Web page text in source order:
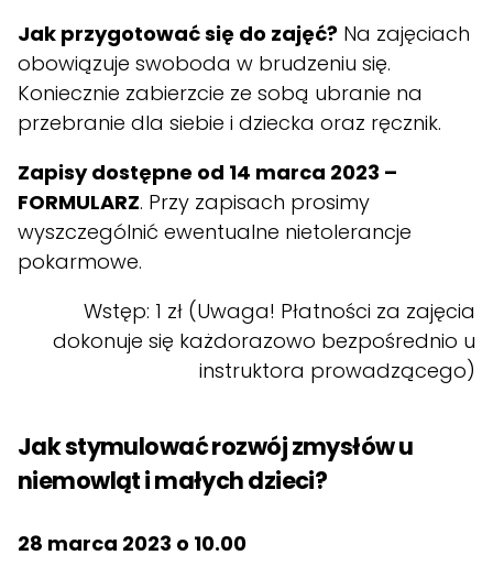
Jak przygotować się do zajęć? Na zajęciach
obowiązuje swoboda w brudzeniu się.
Koniecznie zabierzcie ze sobą ubranie na
przebranie dla siebie i dziecka oraz ręcznik.
Zapisy dostępne od 14 marca 2023 –
FORMULARZ. Przy zapisach prosimy
wyszczególnić ewentualne nietolerancje
pokarmowe.
Wstęp: 1 zł (Uwaga! Płatności za zajęcia
dokonuje się każdorazowo bezpośrednio u
instruktora prowadzącego)
Jak stymulować rozwój zmysłów u
niemowląt i małych dzieci?
28 marca 2023 o 10.00